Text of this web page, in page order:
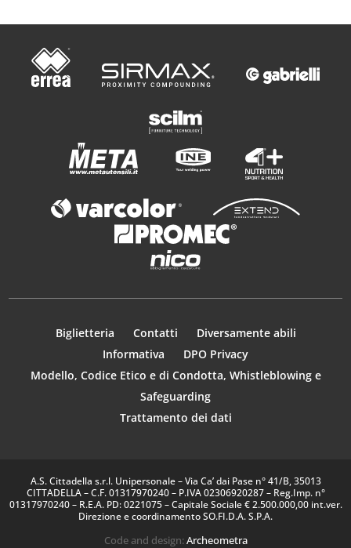
Biglietteria Contatti
Diversamente abili
Informativa
DPO Privacy
Modello, Codice Etico e di Condotta, Whistleblowing e
Safeguarding
Trattamento dei dati
A.S. Cittadella s.r.l. Unipersonale – Via Ca’ dai Pase n° 41/B, 35013
CITTADELLA – C.F. 01317970240 – P.IVA 02306920287 – Reg.Imp. n°
01317970240 – R.E.A. PD: 0221075 – Capitale Sociale € 2.500.000,00 int.ver.
Direzione e coordinamento SO.FI.D.A. S.P.A.
Code and design:Archeometra